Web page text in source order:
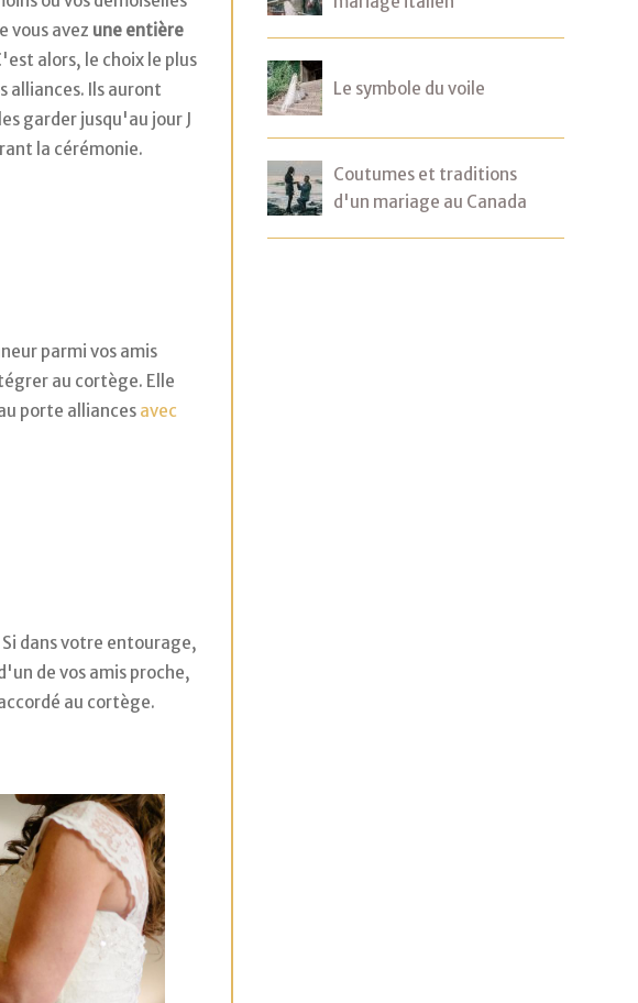
vous avez une entière
alors, le choix le plus
alliances. Ils auront
garder jusqu'au jour J
la cérémonie.
parmi vos amis
au cortège. Elle
porte alliances avec
Si dans votre entourage,
de vos amis proche,
au cortège.
Le symbole du voile
Coutumes et traditions
d'un mariage au Canada